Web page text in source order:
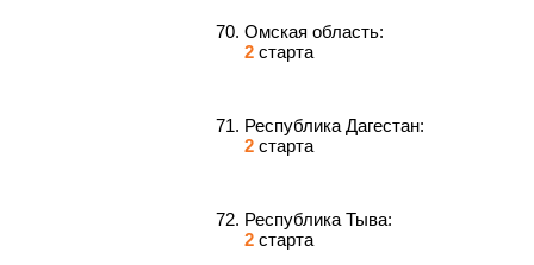
Омская область:
2 старта
Республика Дагестан:
2 старта
Республика Тыва:
2 старта